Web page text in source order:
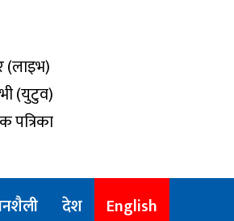
(लाइभ)
(युटुव)
पत्रिका
देश English